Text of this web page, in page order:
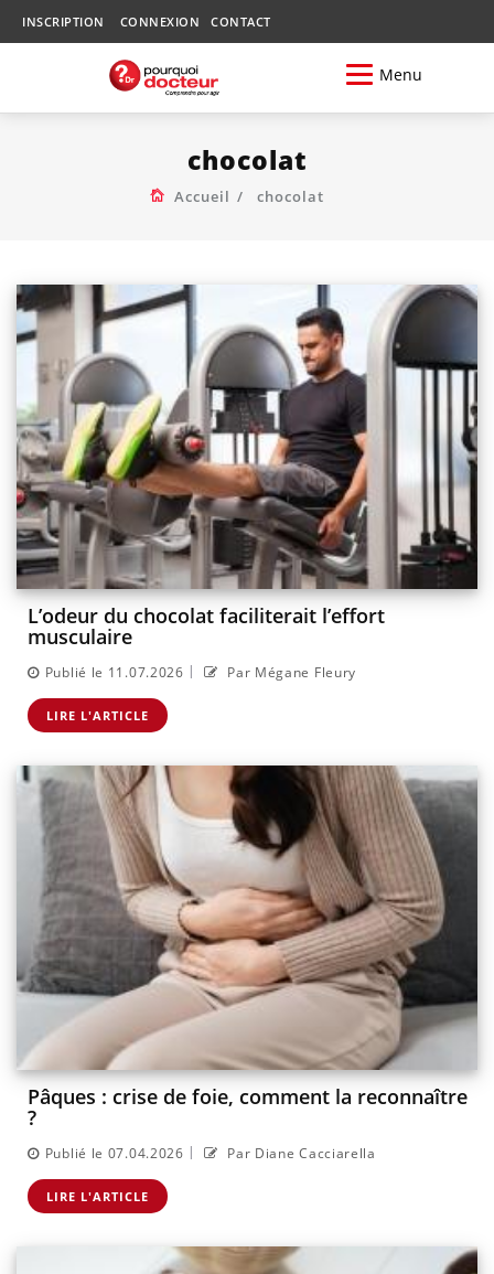
INSCRIPTION CONNEXION CONTACT
Menu
chocolat
Accueil chocolat
L’odeur du chocolat faciliterait l’effort
musculaire
Publié le 11.07.2026 | Par Mégane Fleury
LIRE L'ARTICLE
Pâques : crise de foie, comment la reconnaître
?
Publié le 07.04.2026 | Par Diane Cacciarella
LIRE L'ARTICLE